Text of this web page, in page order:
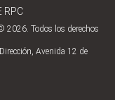
RPC
2026. Todos los derechos
Avenida 12 de